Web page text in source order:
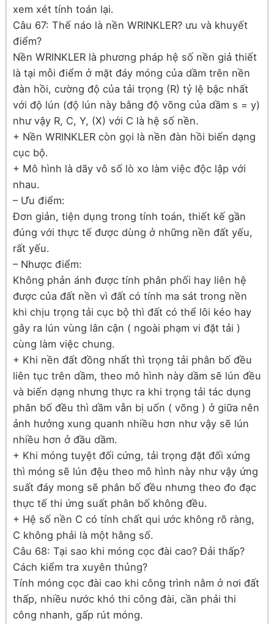
xem xét tính toán lại.
Câu 67: Thế náo là nền WRINKLER? ưu và khuyết
điểm?
Nền WRINKLER là phương pháp hệ số nền giả thiết
là tại mỗi điểm ở mặt đáy móng của dầm trên nền
đàn hồi, cường độ của tải trọng (R) tỷ lệ bậc nhất
với độ lún (độ lún này bằng độ võng của dầm s = y)
như vậy R, C, Y, (X) với C là hệ số nền.
+ Nền WRINKLER còn gọi là nền đàn hồi biến dạng
cục bộ.
+ Mô hình là dãy vô số lò xo làm việc độc lập với
nhau.
– Ưu điểm:
Đơn giản, tiện dụng trong tính toán, thiết kế gần
đúng với thực tế được dùng ở những nền đất yếu,
rất yếu.
– Nhược điểm:
Không phản ánh được tính phân phối hay liên hệ
được của đất nền vì đất có tính ma sát trong nền
khi chịu trọng tải cục bộ thì đất có thể lôi kéo hay
gây ra lún vùng lân cận ( ngoài phạm vi đặt tải )
cùng làm việc chung.
+ Khi nền đất đồng nhất thì trọng tải phân bố đều
liên tục trên dầm, theo mô hình này dầm sẽ lún đều
và biến dạng nhưng thực ra khi trọng tải tác dụng
phân bố đều thì dầm vẫn bị uốn ( võng ) ở giữa nên
ảnh hưởng xung quanh nhiều hơn như vậy sẽ lún
nhiều hơn ở đầu dầm.
+ Khi móng tuyệt đối cứng, tải trọng đặt đối xứng
thì móng sẽ lún đệu theo mô hình này như vậy ứng
suất đáy mong sẽ phân bố đều nhưng theo đo đạc
thực tế thi ứng suất phân bố không đều.
+ Hệ số nền C có tính chất qui ước không rõ ràng,
C không phải là một hằng số.
Câu 68: Tại sao khi móng cọc đài cao? Đải thấp?
Cách kiểm tra xuyên thủng?
Tính móng cọc đài cao khi công trình nằm ở nơi đất
thấp, nhiều nước khó thi công đài, cần phải thi
công nhanh, gấp rút móng.